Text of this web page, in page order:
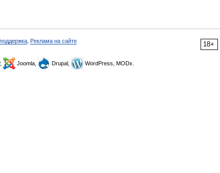
18+
Реклама на сайте
Joomla, Drupal, WordPress, MODx.